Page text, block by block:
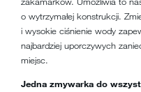
o wytrzymałej konstrukcji.
i wysokie ciśnienie wody
najbardziej uporczywych
miejsc.
Jedna zmywarka do